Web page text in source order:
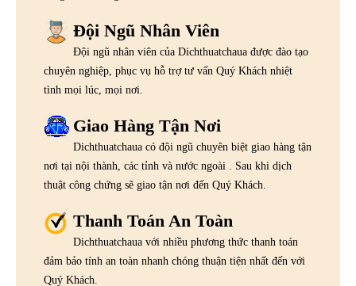
Đội Ngũ Nhân Viên
Đội ngũ nhân viên của Dichthuatchaua được đào tạo
chuyên nghiệp, phục vụ hỗ trợ tư vấn Quý Khách nhiệt
tình mọi lúc, mọi nơi.
Giao Hàng Tận Nơi
Dichthuatchaua có đội ngũ chuyên biệt giao hàng tận
nơi tại nội thành, các tỉnh và nước ngoài . Sau khi dịch
thuật công chứng sẽ giao tận nơi đến Quý Khách.
Thanh Toán An Toàn
Dichthuatchaua với nhiều phương thức thanh toán
đảm bảo tính an toàn nhanh chóng thuận tiện nhất đến với
Quý Khách.